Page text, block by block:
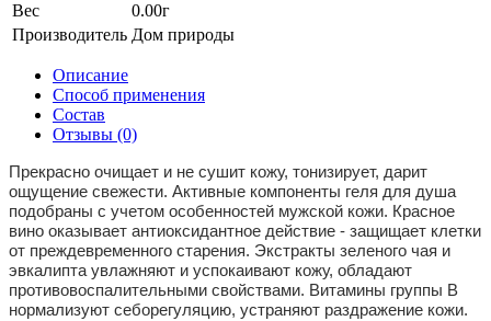
Вес
0.00г
Производитель Дом природы
Описание
Способ применения
Состав
Отзывы (0)
Прекрасно очищает и не сушит кожу, тонизирует, дарит
ощущение свежести. Активные компоненты геля для душа
подобраны с учетом особенностей мужской кожи. Красное
вино оказывает антиоксидантное действие - защищает клетки
от преждевременного старения. Экстракты зеленого чая и
эвкалипта увлажняют и успокаивают кожу, обладают
противовоспалительными свойствами. Витамины группы В
нормализуют себорегуляцию, устраняют раздражение кожи.